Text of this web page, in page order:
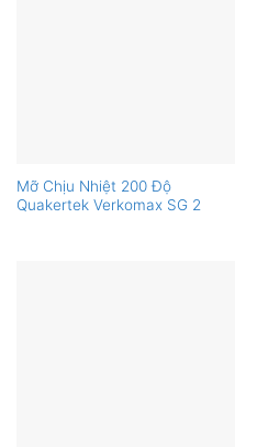
Mỡ Chịu Nhiệt 200 Độ
Quakertek Verkomax SG 2